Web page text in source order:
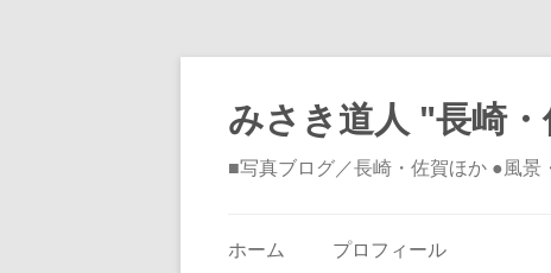
みさき道人 "長崎
■写真ブログ／長崎・佐賀ほか ●風景
ホーム プロフィール